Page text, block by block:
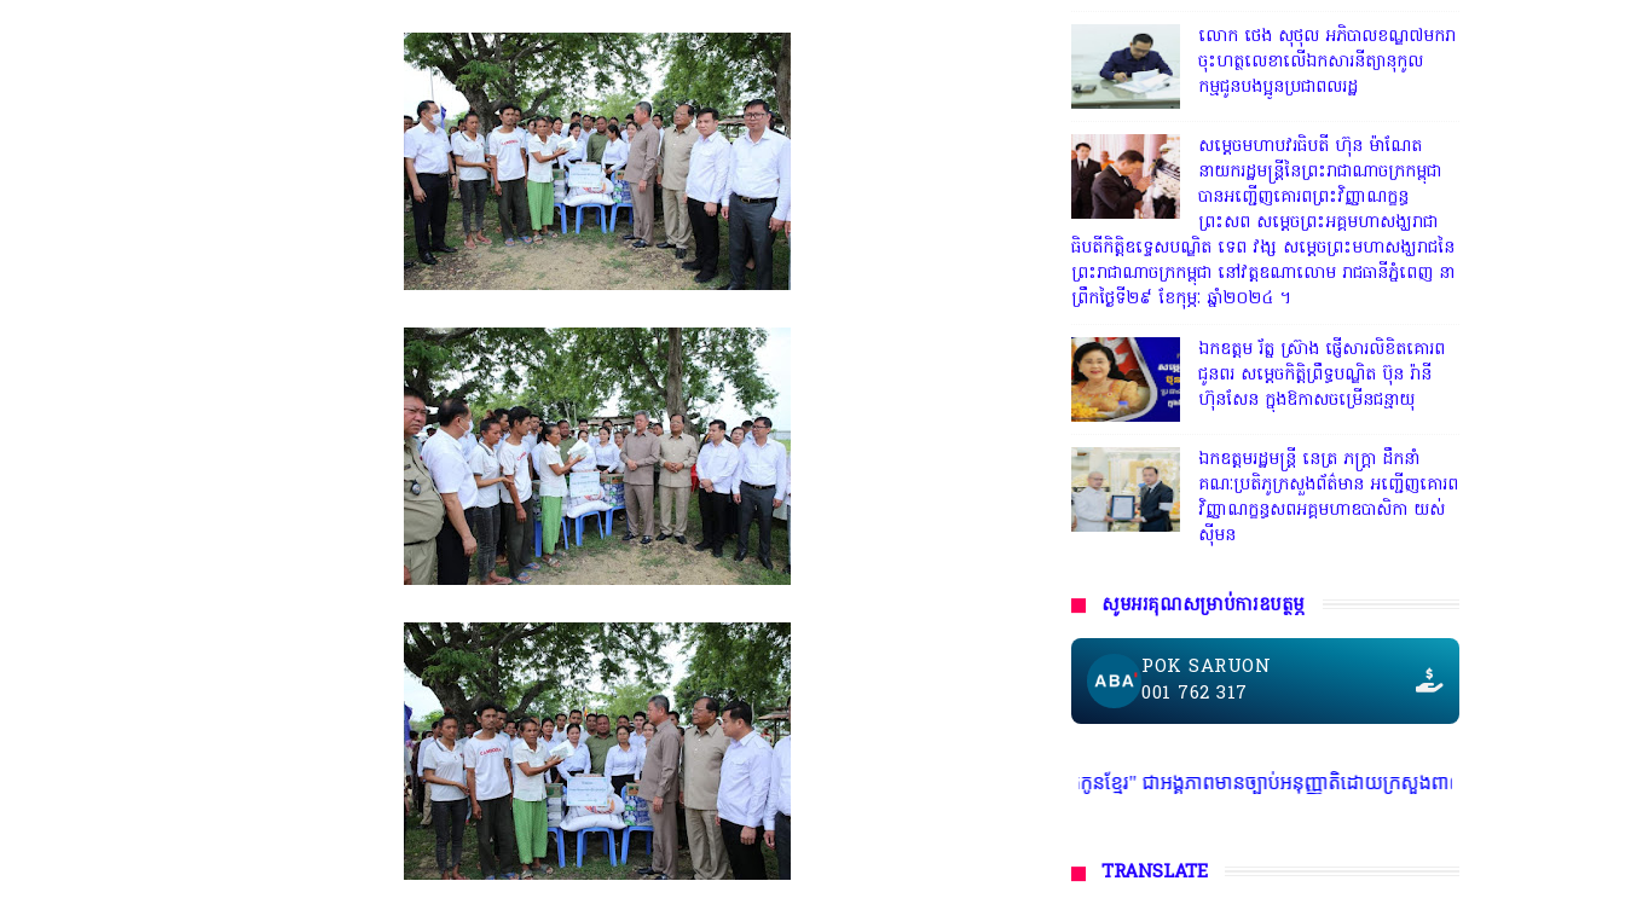
លោក ថេង សុថុល អភិបាលខណ្ឌ៧មករា
ចុះហត្ថលេខាលើឯកសារនីត្យានុកូល
កម្មជូនបងប្អូនប្រជាពលរដ្ឋ
សម្តេចមហាបវរធិបតី ហ៊ុន ម៉ាណែត
នាយករដ្ឋមន្ត្រីនៃព្រះរាជាណាចក្រកម្ពុជា
បានអញ្ជើញគោរពព្រះវិញ្ញាណក្ខន្ធ
ព្រះសព សម្តេចព្រះអគ្គមហាសង្ឃរាជា
ធិបតីកិត្តិឧទ្ទេសបណ្ឌិត ទេព វង្ស សម្តេចព្រះមហាសង្ឃរាជនៃ
ព្រះរាជាណាចក្រកម្ពុជា នៅវត្តឧណាលោម រាជធានីភ្នំពេញ នា
ព្រឹកថ្ងៃទី២៩ ខែកុម្ភៈ ឆ្នាំ២០២៤ ។
ឯកឧត្តម រ័ត្ន ស្រ៊ាង ផ្ញើសារលិខិតគោរព
ជូនពរ សម្តេចកិត្តិព្រឹទ្ធបណ្ឌិត ប៊ុន រ៉ានី
ហ៊ុនសែន ក្នុងឱកាសចម្រើនជន្មាយុ
ឯកឧត្តមរដ្ឋមន្ត្រី នេត្រ ភក្ត្រា ដឹកនាំ
គណៈប្រតិភូក្រសួងព័ត៌មាន អញ្ជើញគោរព
វិញ្ញាណក្ខន្ធសពអគ្គមហាឧបាសិកា យស់
ស៊ីមន
សូមអរគុណសម្រាប់ការឧបត្ថម្ភ
POK SARUON
001 762 317
* អង្គភាពសារព័ត៌មាន"ជីវិតកូនខ្មែរ" ជាអង្គភាពមានច្បាប់អនុញ្ញាតិដោយក្រសួងពាណិជ្ជកម្ម ក្រសួងការងារ ក្រសួងព័ត៌មាន * ក្រមសិល
TRANSLATE